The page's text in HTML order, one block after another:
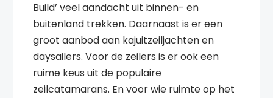
Build’ veel aandacht uit binnen- en
buitenland trekken. Daarnaast is er een
groot aanbod aan kajuitzeiljachten en
daysailers. Voor de zeilers is er ook een
ruime keus uit de populaire
zeilcatamarans. En voor wie ruimte op het